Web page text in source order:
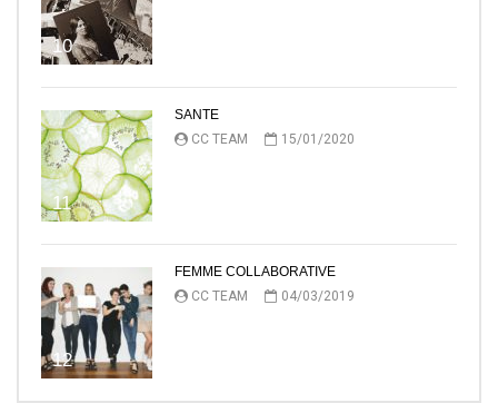
10
11
SANTE
CC TEAM
15/01/2020
12
FEMME COLLABORATIVE
CC TEAM
04/03/2019